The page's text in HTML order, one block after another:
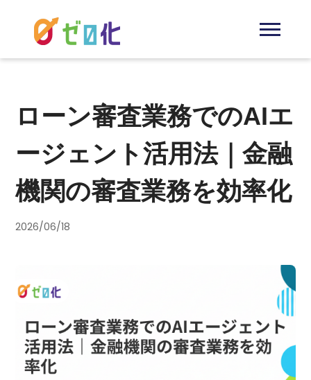
ローン審査業務でのAIエ
ージェント活用法｜金融
機関の審査業務を効率化
2026/06/18